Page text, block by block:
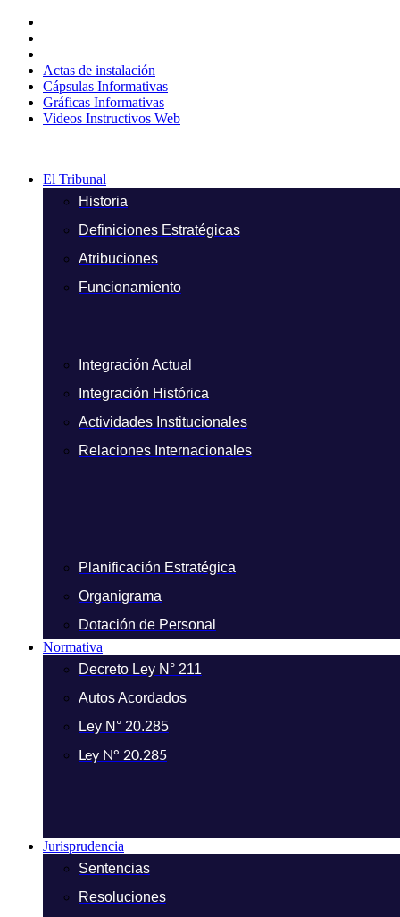
contenido
Actas de instalación
Cápsulas Informativas
Gráficas Informativas
Videos Instructivos Web
El Tribunal
Historia
Definiciones Estratégicas
Atribuciones
Funcionamiento
Integración Actual
Integración Histórica
Actividades Institucionales
Relaciones Internacionales
Planificación Estratégica
Organigrama
Dotación de Personal
Normativa
Decreto Ley N° 211
Autos Acordados
Ley N° 20.285
Ley N° 20.285
Jurisprudencia
Sentencias
Resoluciones